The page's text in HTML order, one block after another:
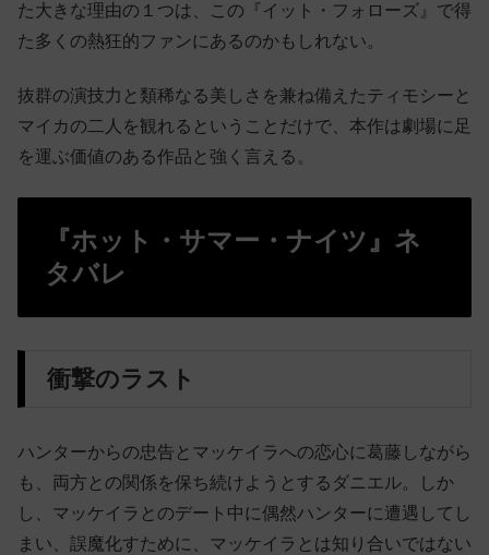
た大きな理由の１つは、この『イット・フォローズ』で得
た多くの熱狂的ファンにあるのかもしれない。
抜群の演技力と類稀なる美しさを兼ね備えたティモシーと
マイカの二人を観れるということだけで、本作は劇場に足
を運ぶ価値のある作品と強く言える。
『ホット・サマー・ナイツ』ネ
タバレ
衝撃のラスト
ハンターからの忠告とマッケイラへの恋心に葛藤しながら
も、両方との関係を保ち続けようとするダニエル。しか
し、マッケイラとのデート中に偶然ハンターに遭遇してし
まい、誤魔化すために、マッケイラとは知り合いではない